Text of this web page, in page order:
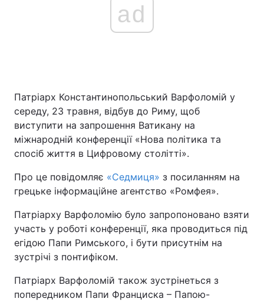
ad
Патріарх Константинопольський Варфоломій у
середу, 23 травня, відбув до Риму, щоб
виступити на запрошення Ватикану на
міжнародній конференції «Нова політика та
спосіб життя в Цифровому столітті».
Про це повідомляє «Седмиця» з посиланням на
грецьке інформаційне агентство «Ромфея».
Патріарху Варфоломію було запропоновано взяти
участь у роботі конференції, яка проводиться під
егідою Папи Римського, і бути присутнім на
зустрічі з понтифіком.
Патріарх Варфоломій також зустрінеться з
попередником Папи Франциска – Папою-